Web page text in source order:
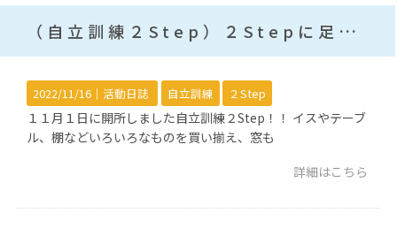
（自立訓練２Step）２Stepに足りないもの？
2022/11/16｜ 活動日誌 自立訓練 ２Step
１１月１日に開所しました自立訓練２Step！！ イスやテーブ
ル、棚などいろいろなものを買い揃え、窓も
詳細はこちら